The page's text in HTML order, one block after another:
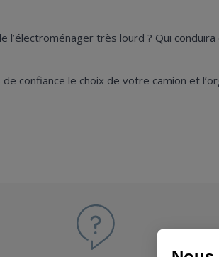
l’électroménager très lourd ? Qui
confiance le choix de votre camion et